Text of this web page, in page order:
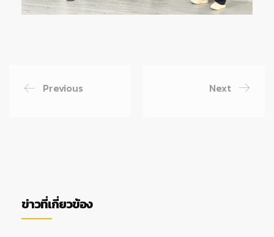
Previous Next
ข่าวที่เกี่ยวข้อง